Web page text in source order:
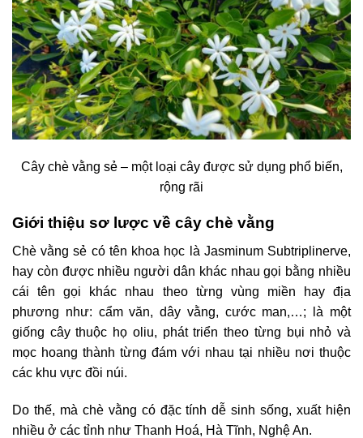
Cây chè vằng sẻ – một loại cây được sử dụng phổ biến,
rộng rãi
Giới thiệu sơ lược về cây chè vằng
Chè vằng sẻ có tên khoa học là Jasminum Subtriplinerve,
hay còn được nhiều người dân khác nhau gọi bằng nhiều
cái tên gọi khác nhau theo từng vùng miền hay địa
phương như: cẩm văn, dây vằng, cước man,…; là một
giống cây thuộc họ oliu, phát triển theo từng bụi nhỏ và
mọc hoang thành từng đám với nhau tại nhiều nơi thuộc
các khu vực đồi núi.
Do thế, mà chè vằng có đặc tính dễ sinh sống, xuất hiện
nhiều ở các tỉnh như Thanh Hoá, Hà Tĩnh, Nghệ An.